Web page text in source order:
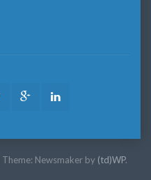
Twitter Google
Theme: Newsmaker by (td)WP.